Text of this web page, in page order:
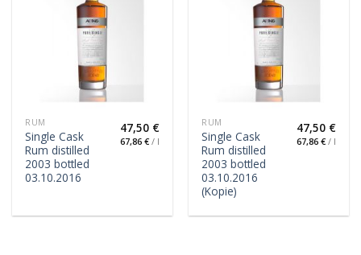
RUM
Single Cask
Rum distilled
2003 bottled
03.10.2016
47,50 €
67,86 €/ l
RUM
Single Cask
Rum distilled
2003 bottled
03.10.2016
(Kopie)
47,50 €
67,86 €/ l